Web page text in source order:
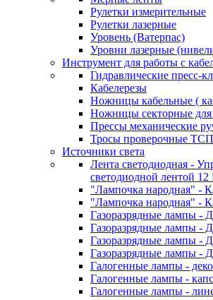
Рулетки измерительные
Рулетки лазерные
Уровень (Ватерпас)
Уровни лазерные
Инструмент для работы с
Гидравлические пресс-
Кабелерезы
Ножницы кабельные (
Ножницы секторные для
Прессы механические
Тросы проверочные
Источники света
Лента светодиодная -
светодиодной лентой 12
"Лампочка народная" -
"Лампочка народная" -
Газоразрядные лампы -
Газоразрядные лампы -
Газоразрядные лампы -
Газоразрядные лампы -
Галогенные лампы -
Галогенные лампы -
Галогенные лампы -